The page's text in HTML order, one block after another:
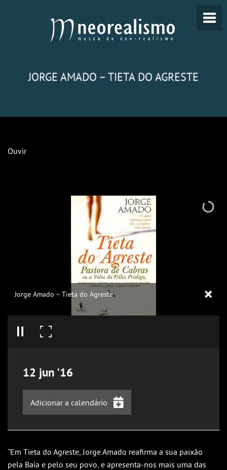
JORGE AMADO – TIETA DO AGRESTE
Ouvir
Jorge Amado – Tieta do Agreste
12 jun '16
Adicionar a calendário
Outlook
“Em Tieta do Agreste, Jorge Amado reafirma a sua paixão
pela Baía e pelo seu povo, e apresenta-nos mais uma das